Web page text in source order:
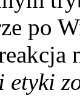
po
etyki